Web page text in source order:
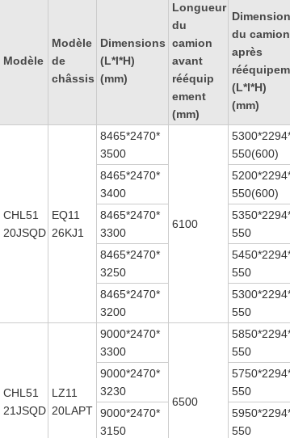
Modèle
Modèle
de
châssis
Dimensions
(L*l*H)
(mm)
Longueur
du
camion
avant
rééquip
ement
(mm)
du camion
après
(L*l*H)
(mm)
CHL51
20JSQD
EQ11
26KJ1
8465*2470*
3500
6100
550(600)
8465*2470*
3400
550(600)
8465*2470*
3300
550
8465*2470*
3250
550
8465*2470*
3200
550
CHL51
21JSQD
LZ11
20LAPT
9000*2470*
3300
6500
550
9000*2470*
3230
550
9000*2470*
3150
550